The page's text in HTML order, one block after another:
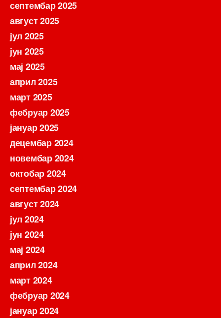
септембар 2025
август 2025
јул 2025
јун 2025
мај 2025
април 2025
март 2025
фебруар 2025
јануар 2025
децембар 2024
новембар 2024
октобар 2024
септембар 2024
август 2024
јул 2024
јун 2024
мај 2024
април 2024
март 2024
фебруар 2024
јануар 2024